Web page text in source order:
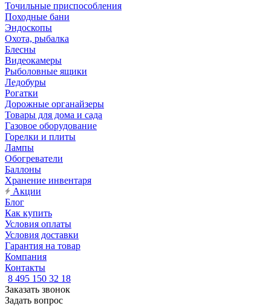
Точильные приспособления
Походные бани
Эндоскопы
Охота, рыбалка
Блесны
Видеокамеры
Рыболовные ящики
Ледобуры
Рогатки
Дорожные органайзеры
Товары для дома и сада
Газовое оборудование
Горелки и плиты
Лампы
Обогреватели
Баллоны
Хранение инвентаря
Акции
Блог
Как купить
Условия оплаты
Условия доставки
Гарантия на товар
Компания
Контакты
8 495 150 32 18
Заказать звонок
Задать вопрос